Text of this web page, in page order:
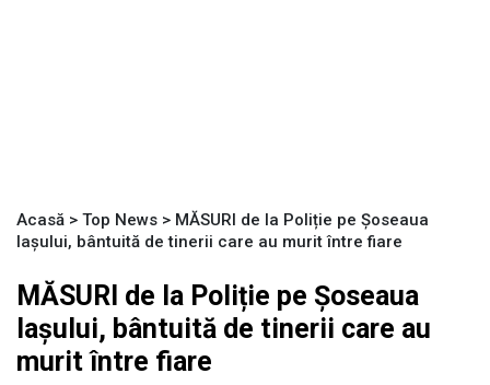
Acasă > Top News > MĂSURI de la Poliție pe Șoseaua
Iașului, bântuită de tinerii care au murit între fiare
MĂSURI de la Poliție pe Șoseaua
Iașului, bântuită de tinerii care au
murit între fiare